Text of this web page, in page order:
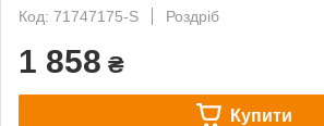
Код: 71747175-S
Роздріб
1 858 ₴
Купити